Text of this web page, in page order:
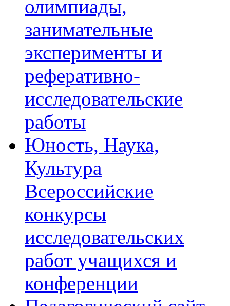
олимпиады,
занимательные
эксперименты и
реферативно-
исследовательские
работы
Юность, Наука,
Культура
Всероссийские
конкурсы
исследовательских
работ учащихся и
конференции